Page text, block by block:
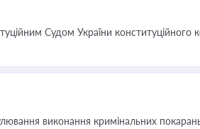
Судом України конституційного
виконання кримінальних покарань,